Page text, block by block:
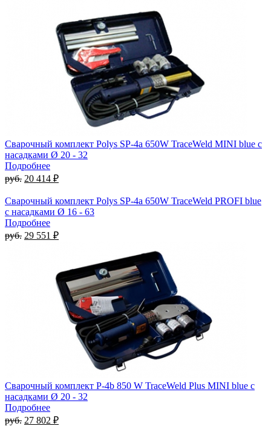
Сварочный комплект Polys SP-4a 650W TraceWeld MINI blue с
насадками Ø 20 - 32
Подробнее
руб. 20 414 ₽
Сварочный комплект Polys SP-4a 650W TraceWeld PROFI blue
с насадками Ø 16 - 63
Подробнее
руб. 29 551 ₽
Сварочный комплект P-4b 850 W TraceWeld Plus MINI blue с
насадками Ø 20 - 32
Подробнее
руб. 27 802 ₽